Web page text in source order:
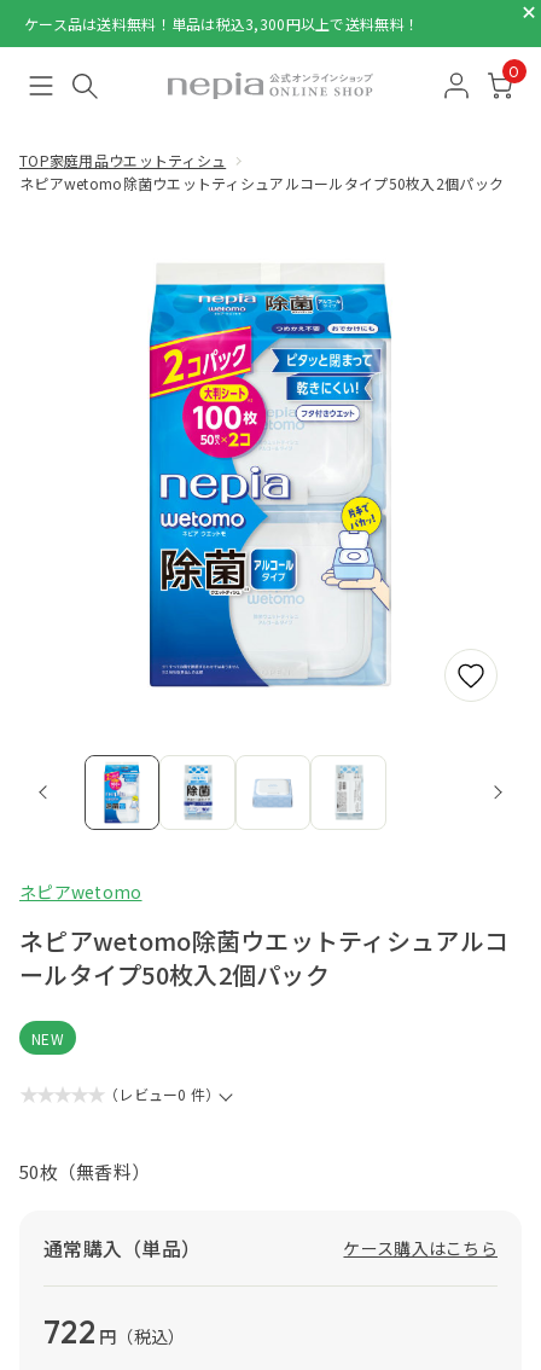
ケース品は送料無料！単品は税込3,300円以上で送料無料！
0
TOP家庭用品ウエットティシュ
ネピアwetomo除菌ウエットティシュアルコールタイプ50枚入2個パック
ネピアwetomo
ネピアwetomo除菌ウエットティシュアルコ
ールタイプ50枚入2個パック
NEW
★★★★★ （レビュー0 件）
50枚（無香料）
通常購入（単品） ケース購入はこちら
722 円 （税込）